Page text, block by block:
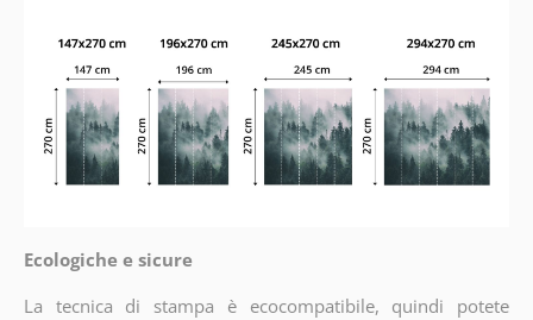
Ecologiche e sicure
La tecnica di stampa è ecocompatibile, quindi potete